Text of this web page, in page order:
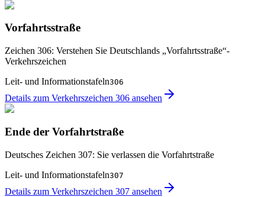
Vorfahrtsstraße
Zeichen 306: Verstehen Sie Deutschlands „Vorfahrtsstraße“-
Verkehrszeichen
Leit- und Informationstafeln306
Details zum Verkehrszeichen 306 ansehen
Ende der Vorfahrtstraße
Deutsches Zeichen 307: Sie verlassen die Vorfahrtstraße
Leit- und Informationstafeln307
Details zum Verkehrszeichen 307 ansehen